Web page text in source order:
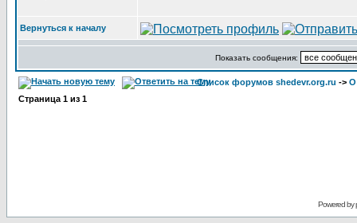
Вернуться к началу
Показать сообщения:
Список форумов shedevr.org.ru -> О
Страница 1 из 1
Powered by